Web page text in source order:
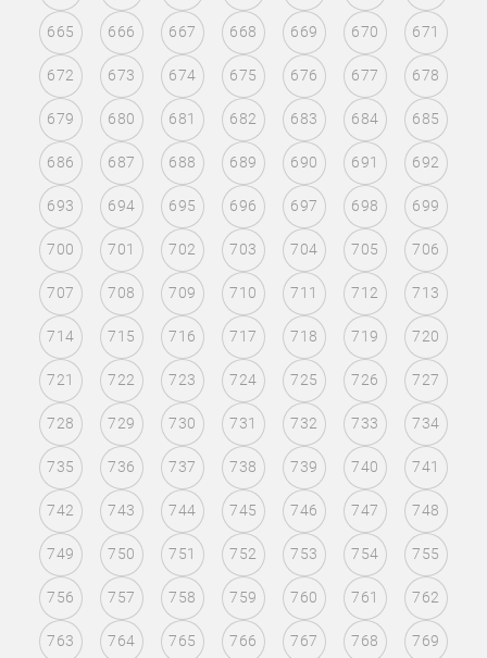
665 666 667 668 669 670 671
672 673 674 675 676 677 678
679 680 681 682 683 684 685
686 687 688 689 690 691 692
693 694 695 696 697 698 699
700 701 702 703 704 705 706
707 708 709 710 711 712 713
714 715 716 717 718 719 720
721 722 723 724 725 726 727
728 729 730 731 732 733 734
735 736 737 738 739 740 741
742 743 744 745 746 747 748
749 750 751 752 753 754 755
756 757 758 759 760 761 762
763 764 765 766 767 768 769